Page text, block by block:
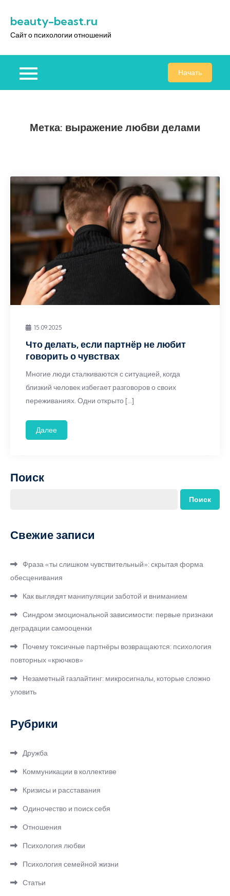
содержимому
beauty-beast.ru
Сайт о психологии отношений
Начать
Метка: выражение любви делами
15.09.2025
Что делать, если партнёр не любит
говорить о чувствах
Многие люди сталкиваются с ситуацией, когда
близкий человек избегает разговоров о своих
переживаниях. Одни открыто […]
Далее
Поиск
Поиск
Свежие записи
Фраза «ты слишком чувствительный»: скрытая форма
обесценивания
Как выглядят манипуляции заботой и вниманием
Синдром эмоциональной зависимости: первые признаки
деградации самооценки
Почему токсичные партнёры возвращаются: психология
повторных «крючков»
Незаметный газлайтинг: микросигналы, которые сложно
уловить
Рубрики
Дружба
Коммуникации в коллективе
Кризисы и расставания
Одиночество и поиск себя
Отношения
Психология любви
Психология семейной жизни
Статьи